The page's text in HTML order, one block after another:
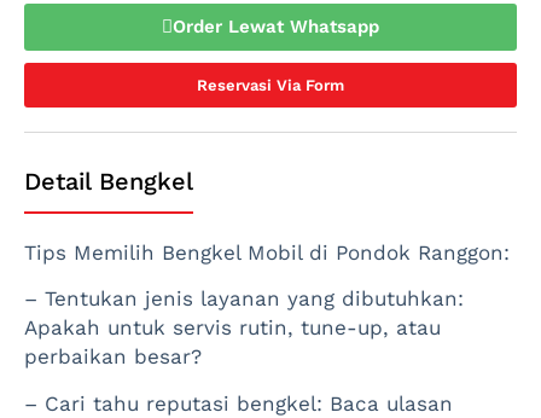
Order Lewat Whatsapp
Reservasi Via Form
Detail Bengkel
Tips Memilih Bengkel Mobil di Pondok Ranggon:
– Tentukan jenis layanan yang dibutuhkan:
Apakah untuk servis rutin, tune-up, atau
perbaikan besar?
– Cari tahu reputasi bengkel: Baca ulasan